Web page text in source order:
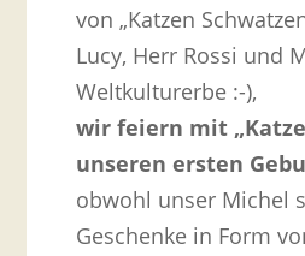
von „Katzen
Lucy, Herr Rossi und
Weltkulturerbe :-),
wir feiern mit
unseren ersten
obwohl unser Michel
Geschenke in Form